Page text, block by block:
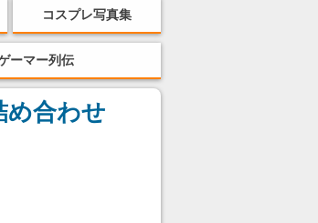
コスプレ写真集
ーマー列伝
め合わせ